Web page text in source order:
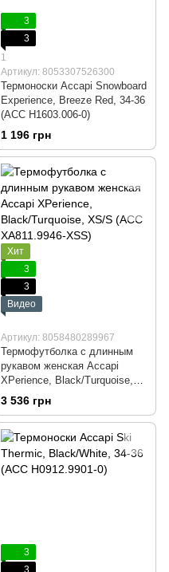
3
3
1
Артикул: 8053307526300
Термоноски Accapi Snowboard
Experience, Breeze Red, 34-36
(ACC H1603.006-0)
1 196 грн
Хит
3
3
Видео
Артикул: 8058480289967
Термофутболка с длинным
рукавом женская Accapi
XPerience, Black/Turquoise,
XS/S (ACC XА811.9946-XSS)
3 536 грн
3
3